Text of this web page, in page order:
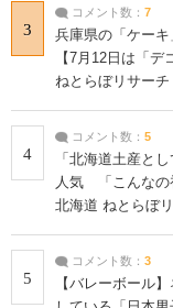
3
コメント数： 7
兵庫県の「ケー
【7月12日は「
ねとらぼリサーチ
4
コメント数： 5
「北海道土産と
人気 「こんなの
北海道 ねとらぼ
5
コメント数： 3
【バレーボール